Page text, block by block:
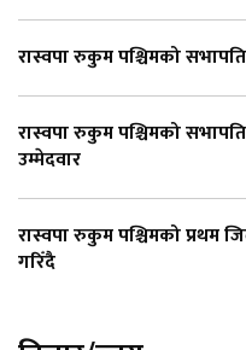
रास्वपा रुकुम पश्चिमको
रास्वपा रुकुम पश्चिमको
उम्मेदवार
रास्वपा रुकुम पश्चिमको प्रथम
गरिँदै